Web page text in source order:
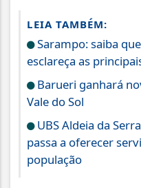
LEIA TAMBÉM:
Sarampo: saiba
esclareça as
Barueri ganhará
Vale do Sol
UBS Aldeia da
passa a oferecer
população